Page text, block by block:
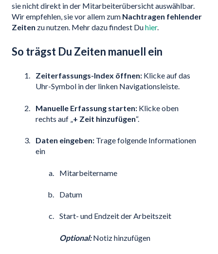
sie nicht direkt in der Mitarbeiterübersicht auswählbar.
Wir empfehlen, sie vor allem zum Nachtragen fehlender
Zeiten zu nutzen. Mehr dazu findest Duhier.
So trägst Du Zeiten manuell ein
Zeiterfassungs-Index öffnen: Klicke auf das
Uhr-Symbol in der linken Navigationsleiste.
Manuelle Erfassung starten: Klicke oben
rechts auf „+ Zeit hinzufügen“.
Daten eingeben: Trage folgende Informationen
ein
Mitarbeitername
Datum
Start- und Endzeit der Arbeitszeit
Optional:Notiz hinzufügen